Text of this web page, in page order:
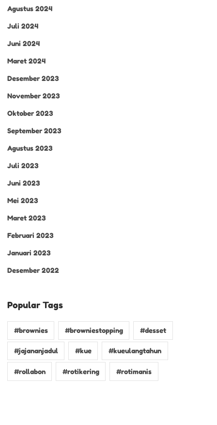
Agustus 2024
Juli 2024
Juni 2024
Maret 2024
Desember 2023
November 2023
Oktober 2023
September 2023
Agustus 2023
Juli 2023
Juni 2023
Mei 2023
Maret 2023
Februari 2023
Januari 2023
Desember 2022
Popular Tags
#brownies #browniestopping #desset
#jajananjadul #kue #kueulangtahun
#rollabon #rotikering #rotimanis